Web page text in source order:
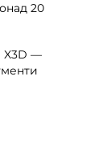
20
X3D —